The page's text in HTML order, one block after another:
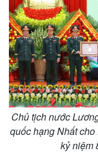
Pháp luật
Vụ án
Tin nóng
Tư vấn luật
Chủ tịch nước
quốc hạng Nhất
kỷ niệm